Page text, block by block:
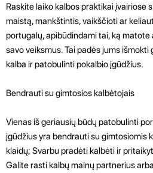
Raskite laiko kalbos praktikai įvairiose
maistą, mankštintis, vaikščioti ar
portugalų, apibūdindami tai, ką
savo veiksmus. Tai padės jums
kalba ir patobulinti pokalbio įgūdžius.
Bendrauti su gimtosios kalbėtojais
Vienas iš geriausių būdų patobulinti
įgūdžius yra bendrauti su gimtosiomis
klaidų; Svarbu pradėti kalbėti ir
Galite rasti kalbų mainų partnerius